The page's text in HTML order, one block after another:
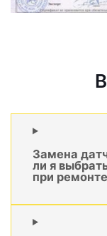
Замена
ли я
при